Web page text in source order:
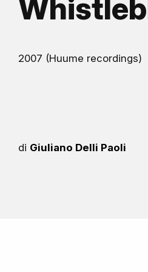
2007 (Huume recordings)
di Giuliano Delli Paoli